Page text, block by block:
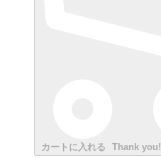
カートに入れる Thank you!